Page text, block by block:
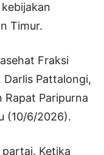
Timur.
Fraksi
Darlis Pattalongi,
Rapat Paripurna
(10/6/2026).
Ketika